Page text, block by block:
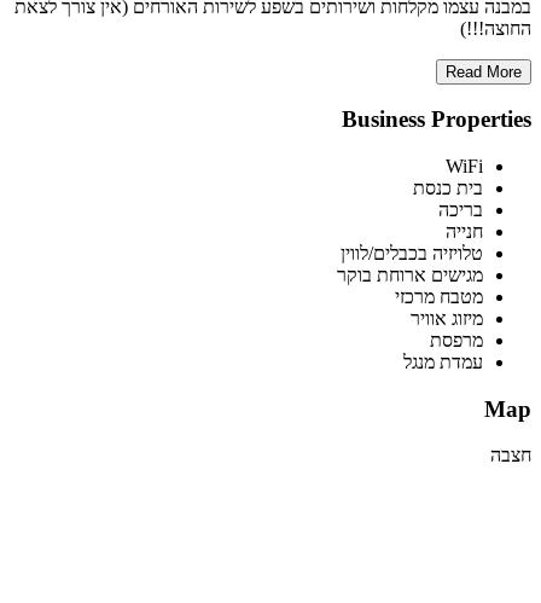
במבנה עצמו מקלחות ושירותים בשפע לשירות האורחים (אין צורך לצאת
החוצה!!!)
Read More
Business Properties
WiFi
בית כנסת
בריכה
חנייה
טלויזיה בכבלים/לווין
מגישים ארוחת בוקר
מטבח מרכזי
מיזוג אוויר
מרפסת
עמדת מנגל
Map
חצבה